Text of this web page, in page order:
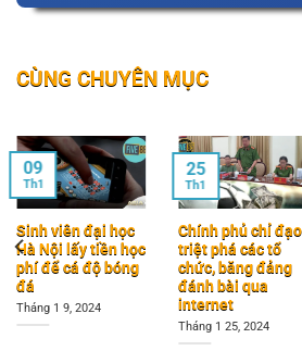
CÙNG CHUYÊN MỤC
Sinh viên đại học
Hà Nội lấy tiền học
phí để cá độ bóng
đá
Tháng 1 9, 2024
09
Th1
Chính phủ chỉ đạo
triệt phá các tổ
chức, băng đảng
đánh bài qua
internet
Tháng 1 25, 2024
25
Th1